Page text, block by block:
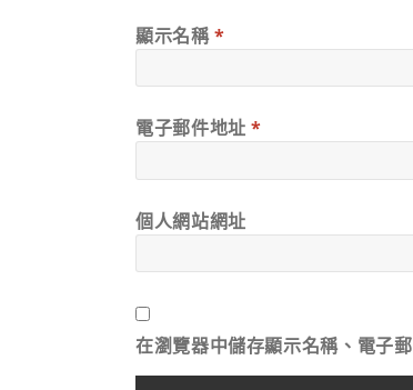
顯示名稱*
電子郵件地址*
個人網站網址
在瀏覽器中儲存顯示名稱、電子